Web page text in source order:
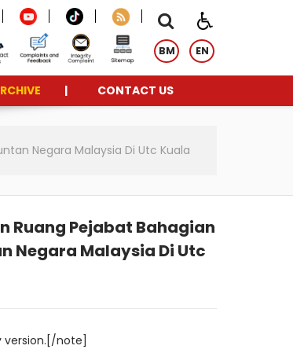
BM EN
CONTACT US
Negara Malaysia Di Utc Kuala
Ruang Pejabat Bahagian
Negara Malaysia Di Utc
version.[/note]